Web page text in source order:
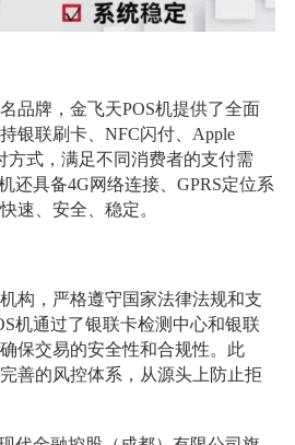
品牌，金飞天POS机提供了全面
银联刷卡、NFC闪付、Apple
方式，满足不同消费者的支付需
还具备4G网络连接、GPRS定位系
速、安全、稳定。
构，严格遵守国家法律法规和支
机通过了银联卡检测中心和银联
保交易的安全性和合规性。此
善的风控体系，从源头上防止拒